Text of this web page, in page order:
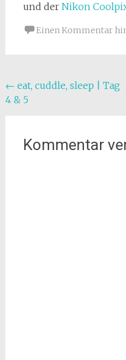
und der Nikon
Einen Kommentar
Beitragsnavigation
← eat, cuddle, sleep | Tag
4 & 5
Kommentar